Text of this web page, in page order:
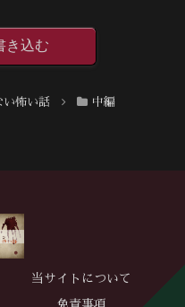
き込む
い怖い話 中編
当サイトについて
免責事項